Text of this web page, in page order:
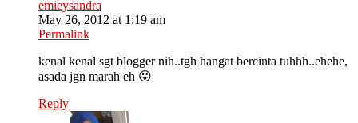
emieysandra
May 26, 2012 at 1:19 am
Permalink
kenal kenal sgt blogger nih..tgh hangat bercinta tuhhh..ehehe,
asada jgn marah eh 😛
Reply